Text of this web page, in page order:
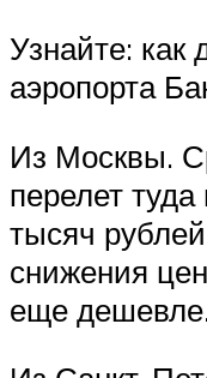
Узнайте: как
аэропорта
Из Москвы.
перелет
тысяч
снижения
еще